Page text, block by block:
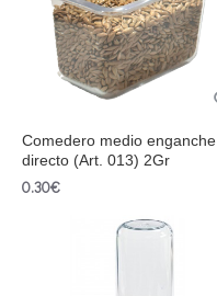
Comedero medio enganche
directo (Art. 013) 2Gr
0.30€